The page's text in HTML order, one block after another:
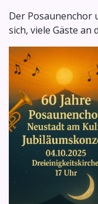
Der Posaunenchor
sich, viele Gäste an